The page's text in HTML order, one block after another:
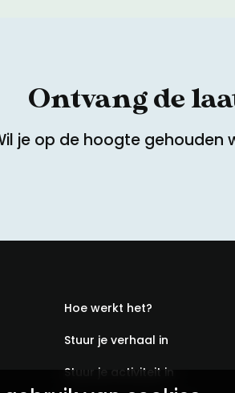
Ontvang de
je op de hoogte gehouden
Hoe werkt het?
Stuur je verhaal in
Stuur je activiteit in